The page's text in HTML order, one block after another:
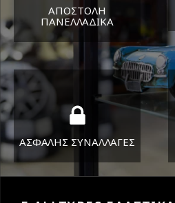
ΑΠΟΣΤΟΛΗ
ΠΑΝΕΛΛΑΔΙΚA
Όπου και αν είστε θα σας
στείλουμε τα ελαστικά σας
ΑΣΦΑΛΗΣ ΣΥΝΑΛΛΑΓΕΣ